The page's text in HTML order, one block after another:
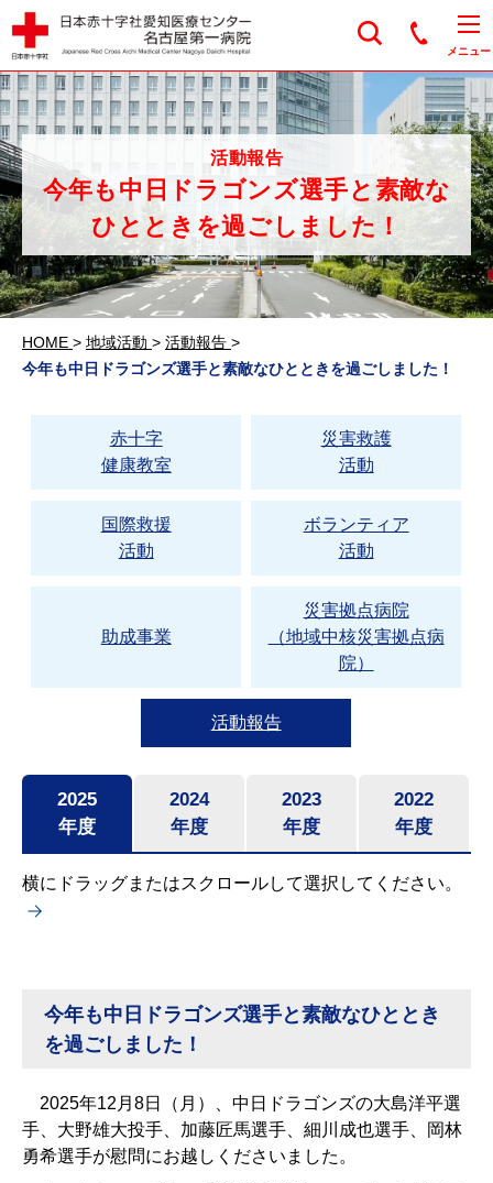
メニュー
活動報告
今年も中日ドラゴンズ選手と素敵な
ひとときを過ごしました！
HOME > 地域活動 > 活動報告 >
今年も中日ドラゴンズ選手と素敵なひとときを過ごしました！
赤十字
健康教室
災害救護
活動
国際救援
活動
ボランティア
活動
助成事業
災害拠点病院
（地域中核災害拠点病
院）
活動報告
2025
年度
2024
年度
2023
年度
2022
年度
横にドラッグまたはスクロールして選択してください。
今年も中日ドラゴンズ選手と素敵なひととき
を過ごしました！
2025年12 月 8日（月）、中日ドラゴンズの大島洋平選
手、大野雄大投手、加藤匠馬選手、細川成也選手、岡林
勇希選手が慰問にお越しくださいました。